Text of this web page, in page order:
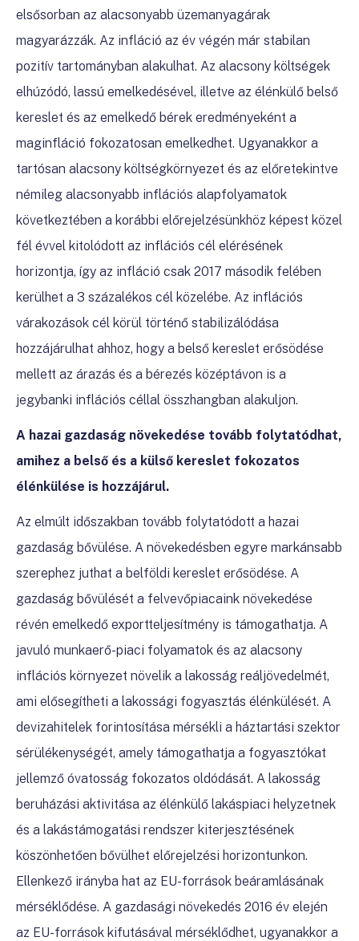
elsősorban az alacsonyabb üzemanyagárak
magyarázzák. Az infláció az év végén már stabilan
pozitív tartományban alakulhat. Az alacsony költségek
elhúzódó, lassú emelkedésével, illetve az élénkülő belső
kereslet és az emelkedő bérek eredményeként a
maginfláció fokozatosan emelkedhet. Ugyanakkor a
tartósan alacsony költségkörnyezet és az előretekintve
némileg alacsonyabb inflációs alapfolyamatok
következtében a korábbi előrejelzésünkhöz képest közel
fél évvel kitolódott az inflációs cél elérésének
horizontja, így az infláció csak 2017 második felében
kerülhet a 3 százalékos cél közelébe. Az inflációs
várakozások cél körül történő stabilizálódása
hozzájárulhat ahhoz, hogy a belső kereslet erősödése
mellett az árazás és a bérezés középtávon is a
jegybanki inflációs céllal összhangban alakuljon.
A hazai gazdaság növekedése tovább folytatódhat,
amihez a belső és a külső kereslet fokozatos
élénkülése is hozzájárul.
Az elmúlt időszakban tovább folytatódott a hazai
gazdaság bővülése. A növekedésben egyre markánsabb
szerephez juthat a belföldi kereslet erősödése. A
gazdaság bővülését a felvevőpiacaink növekedése
révén emelkedő exportteljesítmény is támogathatja. A
javuló munkaerő-piaci folyamatok és az alacsony
inflációs környezet növelik a lakosság reáljövedelmét,
ami elősegítheti a lakossági fogyasztás élénkülését. A
devizahitelek forintosítása mérsékli a háztartási szektor
sérülékenységét, amely támogathatja a fogyasztókat
jellemző óvatosság fokozatos oldódását. A lakosság
beruházási aktivitása az élénkülő lakáspiaci helyzetnek
és a lakástámogatási rendszer kiterjesztésének
köszönhetően bővülhet előrejelzési horizontunkon.
Ellenkező irányba hat az EU-források beáramlásának
mérséklődése. A gazdasági növekedés 2016 év elején
az EU-források kifutásával mérséklődhet, ugyanakkor a